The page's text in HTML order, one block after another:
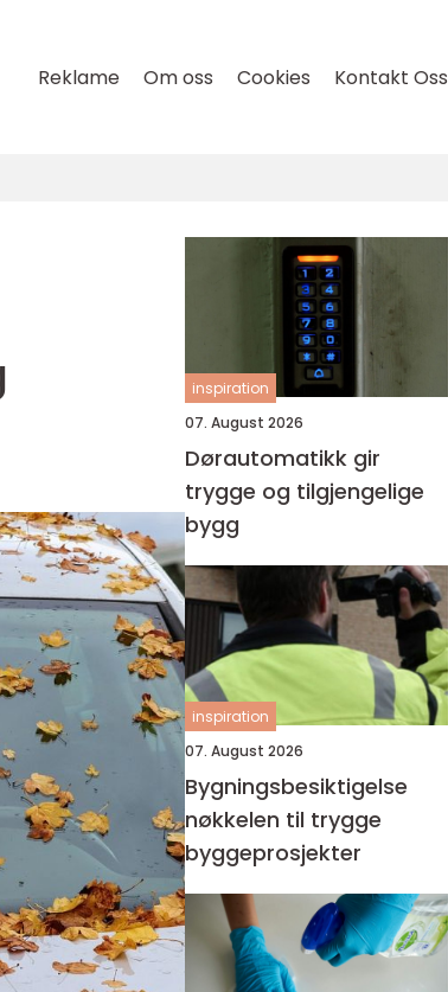
Reklame Om oss Cookies Kontakt Oss
inspiration
07. August 2026
Dørautomatikk gir
trygge og tilgjengelige
bygg
inspiration
07. August 2026
Bygningsbesiktigelse
nøkkelen til trygge
byggeprosjekter